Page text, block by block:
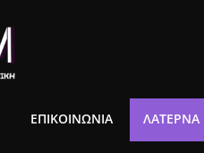
ΕΠΙΚΟΙΝΩΝΙΑ ΛΑΤΈΡΝΑ